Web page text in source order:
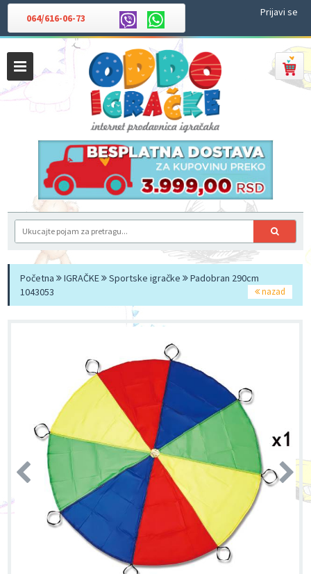
064/616-06-73 Prijavi se
Početna IGRAČKE Sportske igračke
Padobran 290cm
1043053
nazad